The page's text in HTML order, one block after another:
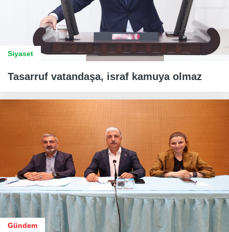
Siyaset
Tasarruf vatandaşa, israf kamuya olmaz
Gündem